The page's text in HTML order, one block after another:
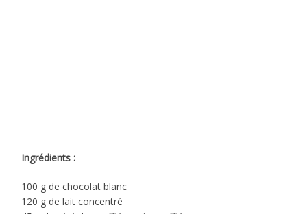
Ingrédients :
100 g de chocolat blanc
120 g de lait concentré